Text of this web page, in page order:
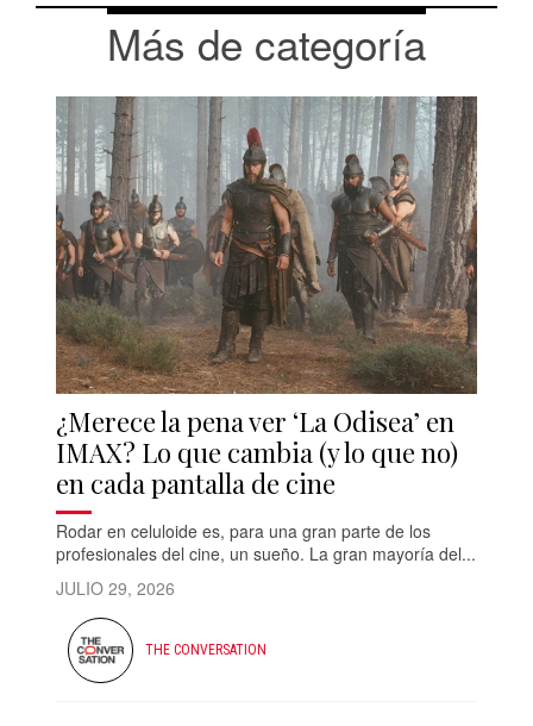
Más de categoría
¿Merece la pena ver ‘La Odisea’ en
IMAX? Lo que cambia (y lo que no)
en cada pantalla de cine
Rodar en celuloide es, para una gran parte de los
profesionales del cine, un sueño. La gran mayoría del...
JULIO 29, 2026
THE CONVERSATION